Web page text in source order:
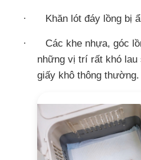
· Khăn lót đáy lồng bị
·
Các khe nhựa, góc
những vị trí rất khó lau
giấy khô thông thường.